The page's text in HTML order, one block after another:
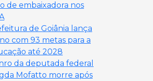
de embaixadora nos
de Goiânia lança
com 93 metas para a
até 2028
da deputada federal
Mofatto morre após